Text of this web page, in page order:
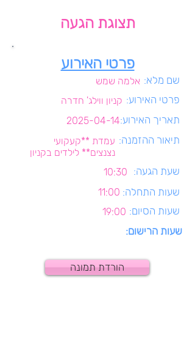
תצוגת הגעה
פרטי האירוע
אלמה שמש שם מלא:
קניון ווילג' חדרה פרטי האירוע:
2025-04-14תאריך האירוע:
עמדת **קעקועי
נצנצים** לילדים בקניון
תיאור ההזמנה:
10:30 שעת הגעה:
11:00 שעות התחלה:
19:00 שעות הסיום:
שעות הרישום:
הורדת תמונה